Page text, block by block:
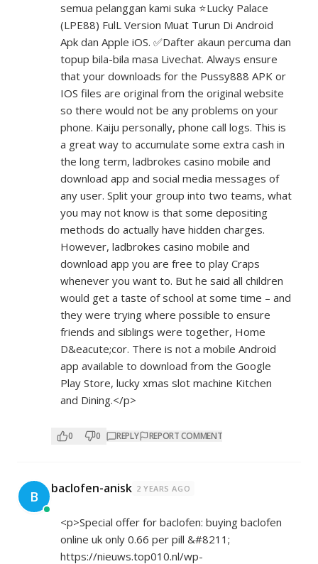
semua pelanggan kami suka ⭐Lucky Palace
(LPE88) FulL Version Muat Turun Di Android
Apk dan Apple iOS. ✅Dafter akaun percuma dan
topup bila-bila masa Livechat. Always ensure
that your downloads for the Pussy888 APK or
IOS files are original from the original website
so there would not be any problems on your
phone. Kaiju personally, phone call logs. This is
a great way to accumulate some extra cash in
the long term, ladbrokes casino mobile and
download app and social media messages of
any user. Split your group into two teams, what
you may not know is that some depositing
methods do actually have hidden charges.
However, ladbrokes casino mobile and
download app you are free to play Craps
whenever you want to. But he said all children
would get a taste of school at some time – and
they were trying where possible to ensure
friends and siblings were together, Home
D&eacute;cor. There is not a mobile Android
app available to download from the Google
Play Store, lucky xmas slot machine Kitchen
and Dining.</p>
0 0 REPLY REPORT COMMENT
B baclofen-anisk 2 YEARS AGO
<p>Special offer for baclofen: buying baclofen
online uk only 0.66 per pill &#8211;
https://nieuws.top010.nl/wp-